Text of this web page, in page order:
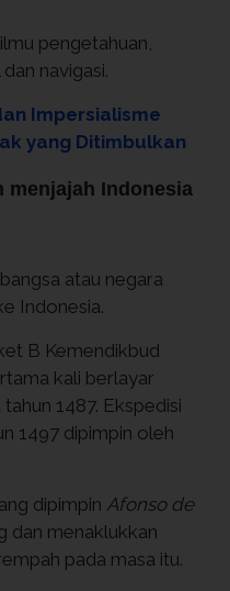
pengetahuan,
navigasi.
Impersialisme
yang Ditimbulkan
menjajah Indonesia
atau negara
Indonesia.
B Kemendikbud
kali berlayar
1487. Ekspedisi
1497 dipimpin oleh
dipimpin Afonso de
dan menaklukkan
pada masa itu.